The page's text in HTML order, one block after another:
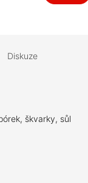
Diskuze
škvarky, sůl